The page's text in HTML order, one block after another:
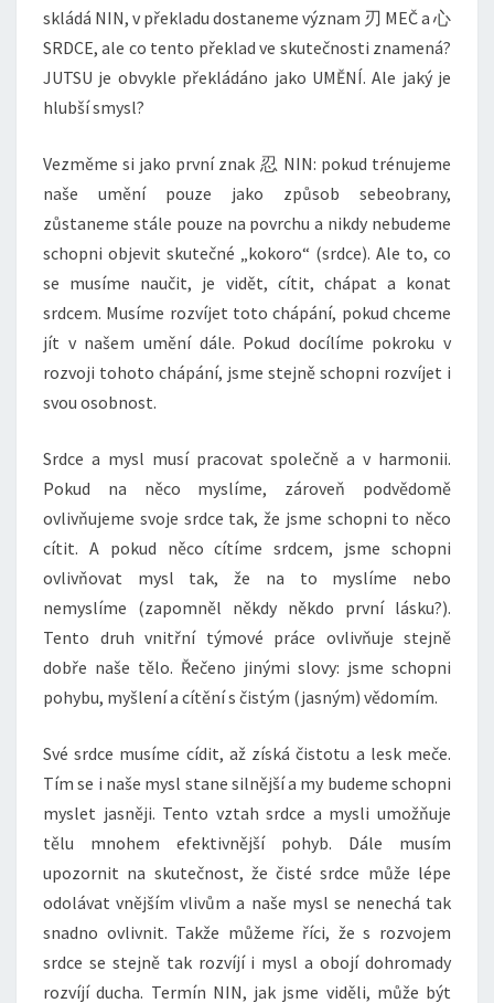
skládá NIN, v překladu dostaneme význam 刃 MEČ a 心
SRDCE, ale co tento překlad ve skutečnosti znamená?
JUTSU je obvykle překládáno jako UMĚNÍ. Ale jaký je
hlubší smysl?
Vezměme si jako první znak 忍 NIN: pokud trénujeme
naše umění pouze jako způsob sebeobrany,
zůstaneme stále pouze na povrchu a nikdy nebudeme
schopni objevit skutečné „kokoro“ (srdce). Ale to, co
se musíme naučit, je vidět, cítit, chápat a konat
srdcem. Musíme rozvíjet toto chápání, pokud chceme
jít v našem umění dále. Pokud docílíme pokroku v
rozvoji tohoto chápání, jsme stejně schopni rozvíjet i
svou osobnost.
Srdce a mysl musí pracovat společně a v harmonii.
Pokud na něco myslíme, zároveň podvědomě
ovlivňujeme svoje srdce tak, že jsme schopni to něco
cítit. A pokud něco cítíme srdcem, jsme schopni
ovlivňovat mysl tak, že na to myslíme nebo
nemyslíme (zapomněl někdy někdo první lásku?).
Tento druh vnitřní týmové práce ovlivňuje stejně
dobře naše tělo. Řečeno jinými slovy: jsme schopni
pohybu, myšlení a cítění s čistým (jasným) vědomím.
Své srdce musíme cídit, až získá čistotu a lesk meče.
Tím se i naše mysl stane silnější a my budeme schopni
myslet jasněji. Tento vztah srdce a mysli umožňuje
tělu mnohem efektivnější pohyb. Dále musím
upozornit na skutečnost, že čisté srdce může lépe
odolávat vnějším vlivům a naše mysl se nenechá tak
snadno ovlivnit. Takže můžeme říci, že s rozvojem
srdce se stejně tak rozvíjí i mysl a obojí dohromady
rozvíjí ducha. Termín NIN, jak jsme viděli, může být